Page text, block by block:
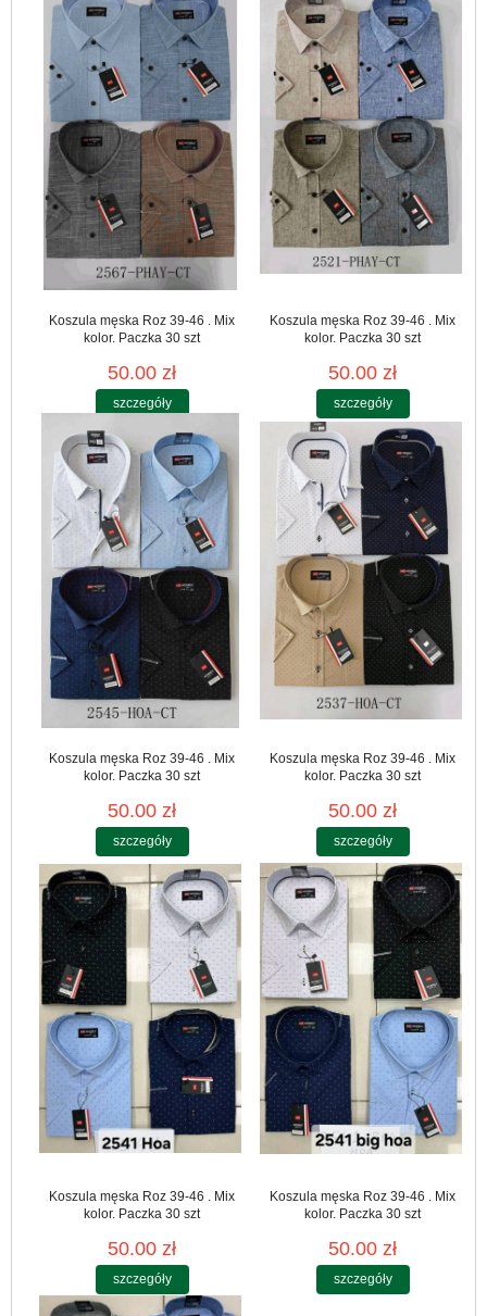
Koszula męska Roz 39-46 . Mix
kolor. Paczka 30 szt
50.00 zł
szczegóły
Koszula męska Roz 39-46 . Mix
kolor. Paczka 30 szt
50.00 zł
szczegóły
Koszula męska Roz 39-46 . Mix
kolor. Paczka 30 szt
50.00 zł
szczegóły
Koszula męska Roz 39-46 . Mix
kolor. Paczka 30 szt
50.00 zł
szczegóły
Koszula męska Roz 39-46 . Mix
kolor. Paczka 30 szt
50.00 zł
szczegóły
Koszula męska Roz 39-46 . Mix
kolor. Paczka 30 szt
50.00 zł
szczegóły